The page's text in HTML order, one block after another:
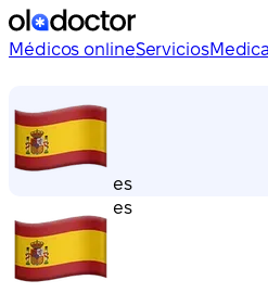
Médicos onlineServicios
es
es